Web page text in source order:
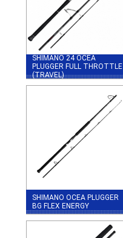
SHIMANO 24 OCEA
PLUGGER FULL THROTTLE
(TRAVEL)
SHIMANO OCEA PLUGGER
BG FLEX ENERGY